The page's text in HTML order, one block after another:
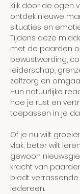
Kijk door de ogen
ontdek nieuwe
situaties en
Tijdens deze
met de paarden
bewustwording,
leiderschap,
zelfzorg en
Hun natuurlijke
hoe je rust en
toepassen in je
Of je nu wilt
vlak, beter wilt
gewoon
kracht van
biedt
iedereen.